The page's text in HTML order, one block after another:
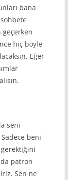
bana
geçerken
hiç böyle
Eğer
seni
beni
patron
Sen ne